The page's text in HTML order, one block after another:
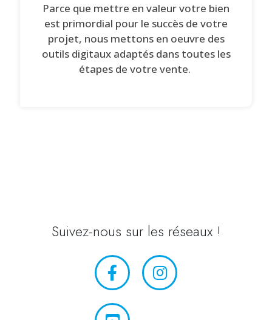
Parce que mettre en valeur votre bien
est primordial pour le succès de votre
projet, nous mettons en oeuvre des
outils digitaux adaptés dans toutes les
étapes de votre vente.
Suivez-nous sur les réseaux !